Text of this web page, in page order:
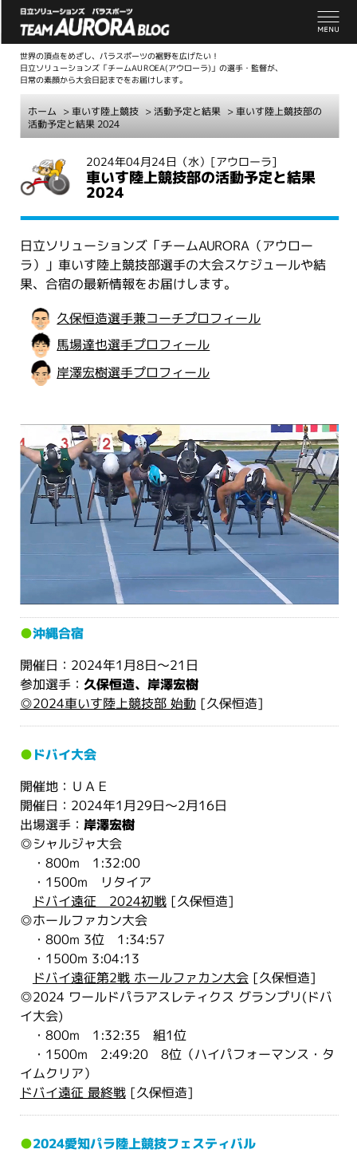
世界の頂点をめざし、パラスポーツの裾野を広げたい！
日立ソリューションズ「チームAUROEA(アウローラ)」の選手・監督が、
日常の素顔から大会日記までをお届けします。
ホーム >車いす陸上競技 >活動予定と結果 > 車いす陸上競技部の
活動予定と結果 2024
2024年04月24日（水） [アウローラ]
車いす陸上競技部の活動予定と結果
2024
日立ソリューションズ「チームAURORA（アウロー
ラ）」車いす陸上競技部選手の大会スケジュールや結
果、合宿の最新情報をお届けします。
久保恒造選手兼コーチプロフィール
馬場達也選手プロフィール
岸澤宏樹選手プロフィール
●沖縄合宿
開催日：2024年1月8日～21日
参加選手：久保恒造、岸澤宏樹
◎2024車いす陸上競技部 始動 [久保恒造]
●ドバイ大会
開催地：ＵＡＥ
開催日：2024年1月29日～2月16日
出場選手： 岸澤宏樹
◎シャルジャ大会
・800m 1:32:00
・1500m リタイア
ドバイ遠征 2024初戦[久保恒造]
◎ホールファカン大会
・800m 3位 1:34:57
・1500m 3:04:13
ドバイ遠征第2戦 ホールファカン大会[久保恒造]
◎2024 ワールドパラアスレティクス グランプリ(ドバ
イ大会)
・800m 1:32:35 組1位
・1500m 2:49:20 8位（ハイパフォーマンス・タ
イムクリア）
ドバイ遠征 最終戦[久保恒造]
●2024愛知パラ陸上競技フェスティバル